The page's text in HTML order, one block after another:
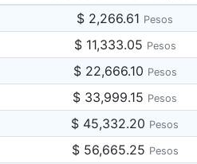
$ 2,266.61 Pesos
$ 11,333.05 Pesos
$ 22,666.10 Pesos
$ 33,999.15 Pesos
$ 45,332.20 Pesos
$ 56,665.25 Pesos